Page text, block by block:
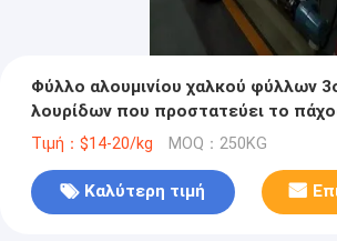
Φύλλο αλουμινίου χαλκού φύλλων
λουρίδων που προστατεύει το
κλουβί του Faraday
Τιμή：$14-20/kg MOQ：250KG
Καλύτερη τιμή